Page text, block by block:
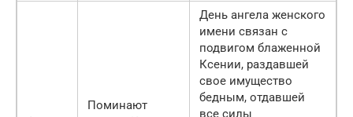
Поминают
День ангела женского
имени связан с
подвигом блаженной
Ксении, раздавшей
свое имущество
бедным, отдавшей
все силы